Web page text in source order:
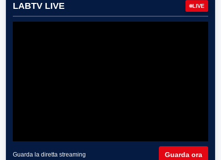
LABTV LIVE LIVE
Guarda la diretta streaming Guarda ora